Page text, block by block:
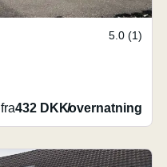
5.0 (1)
fra432 DKK/overnatning